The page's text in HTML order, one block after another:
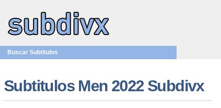
Buscar Subtitulos
Subtitulos Men 2022 Subdivx